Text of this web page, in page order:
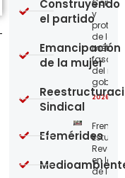
y
de los
del
2026-
Frente
en la
de los
Construyendo
el partido
Emancipación
de la mujer
Sindical
Efemérides